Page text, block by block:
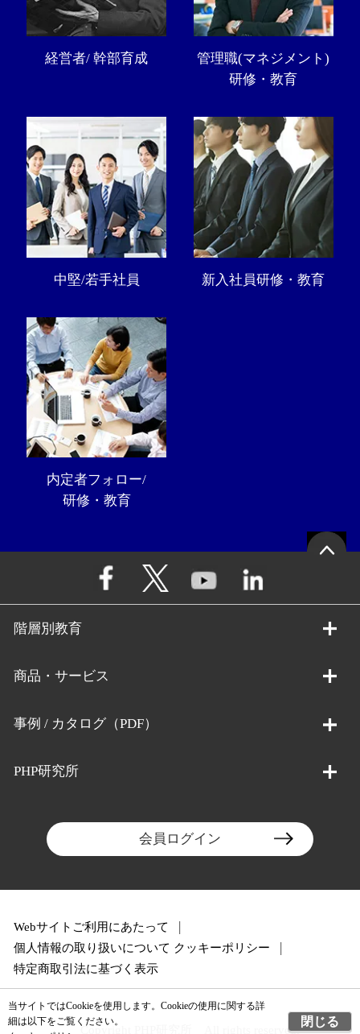
経営者/ 幹部育成
管理職(マネジメント)
研修・教育
中堅/若手社員 新入社員研修・教育
内定者フォロー/
研修・教育
階層別教育
商品・サービス
事例 / カタログ（PDF）
PHP研究所
会員ログイン
Webサイトご利用にあたって
個人情報の取り扱いについて クッキーポリシー
特定商取引法に基づく表示
Copyright PHP研究所 All rights reserved.
当サイトではCookieを使用します。Cookieの使用に関する詳
細は以下をご覧ください。
閉じる